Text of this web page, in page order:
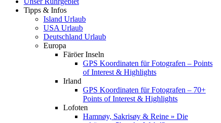
Tipps & Infos
Island Urlaub
USA Urlaub
Deutschland Urlaub
Europa
Färöer Inseln
GPS Koordinaten für Fotografen – Points
of Interest & Highlights
Irland
GPS Koordinaten für Fotografen – 70+
Points of Interest & Highlights
Lofoten
Hamnøy, Sakrisøy & Reine » Die